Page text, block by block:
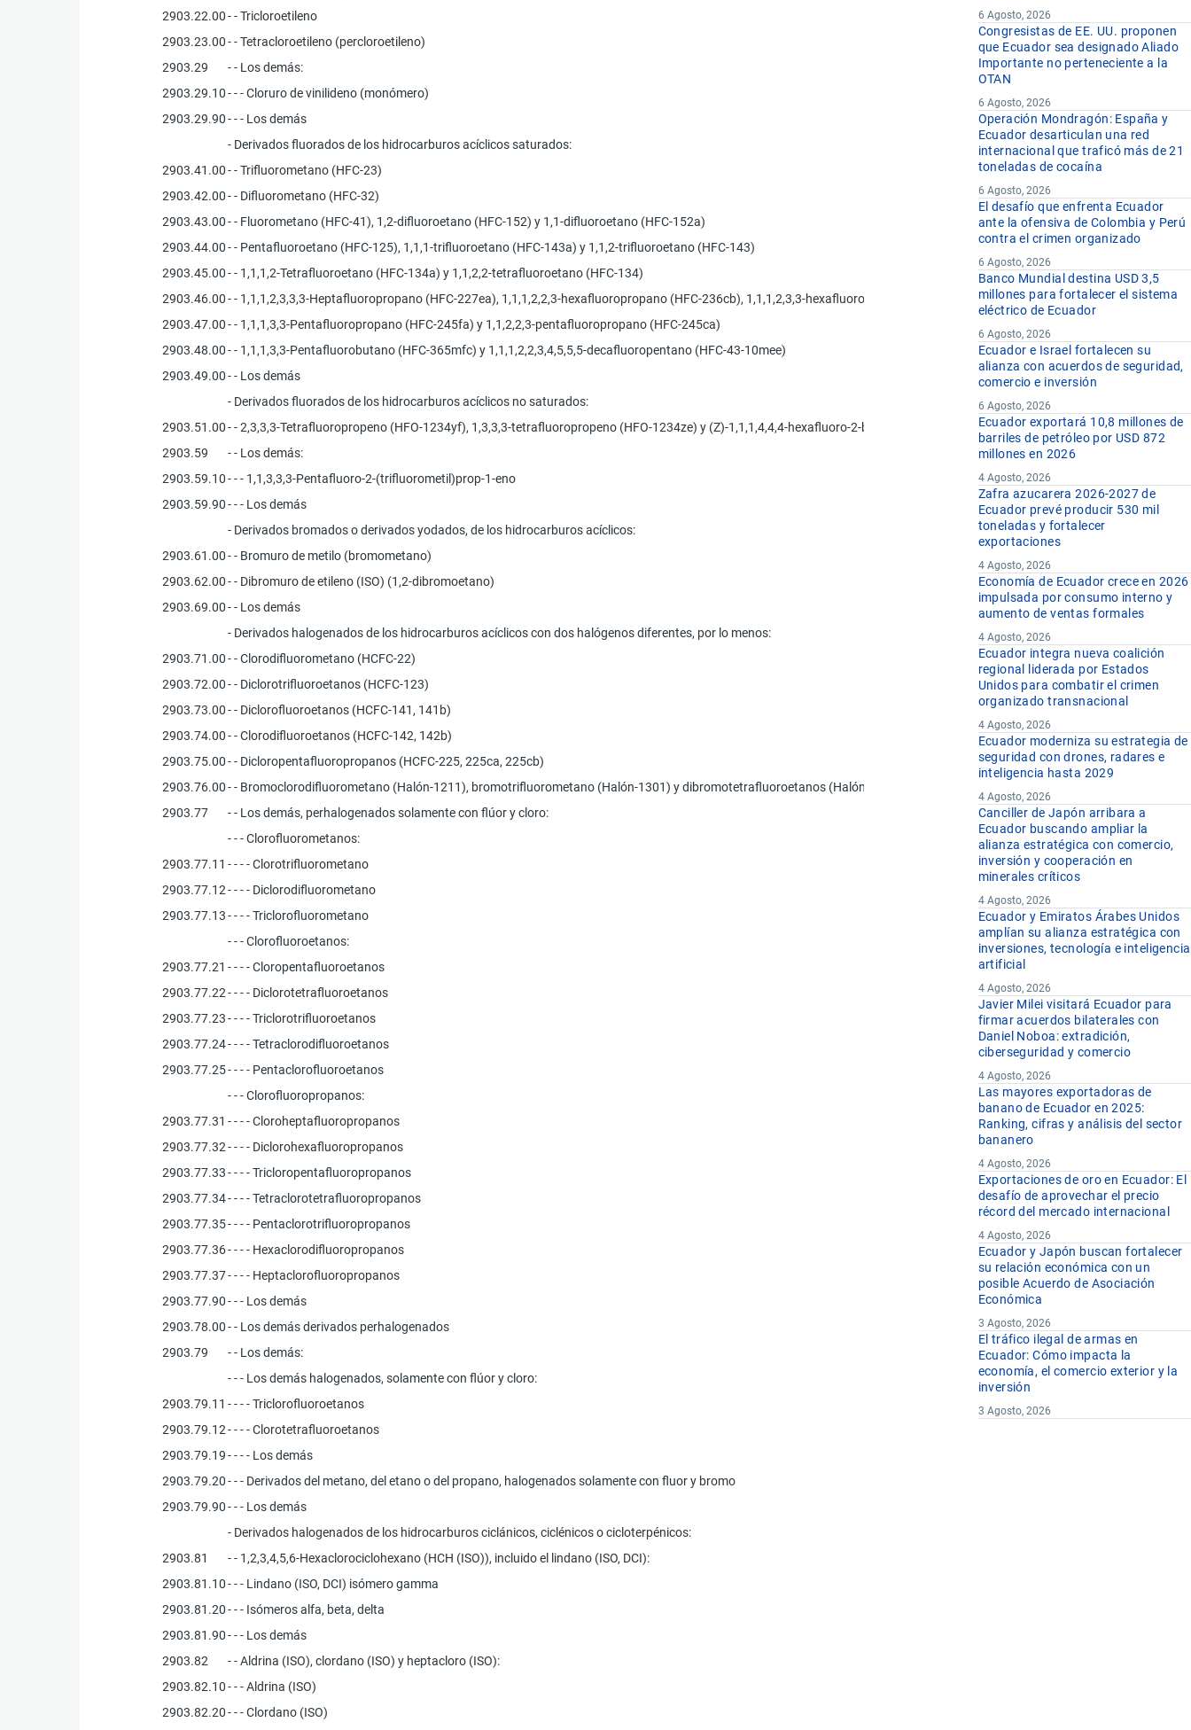
2903.22.00- - Tricloroetileno
2903.23.00- - Tetracloroetileno (percloroetileno)
2903.29
- - Los demás:
2903.29.10- - - Cloruro de vinilideno (monómero)
2903.29.90- - - Los demás
- Derivados fluorados de los hidrocarburos acíclicos saturados:
2903.41.00- - Trifluorometano (HFC-23)
2903.42.00- - Difluorometano (HFC-32)
2903.43.00- - Fluorometano (HFC-41), 1,2-difluoroetano (HFC-152) y 1,1-difluoroetano (HFC-152a)
2903.44.00- - Pentafluoroetano (HFC-125), 1,1,1-trifluoroetano (HFC-143a) y 1,1,2-trifluoroetano (HFC-143)
2903.45.00- - 1,1,1,2-Tetrafluoroetano (HFC-134a) y 1,1,2,2-tetrafluoroetano (HFC-134)
2903.46.00- - 1,1,1,2,3,3,3-Heptafluoropropano (HFC-227ea), 1,1,1,2,2,3-hexafluoropropano (HFC-236cb), 1,1,1,2,3,3-hexafluoropropano (HFC-236ea) y 1,1,1,3,3,3-hexafluoropropano
2903.47.00- - 1,1,1,3,3-Pentafluoropropano (HFC-245fa) y 1,1,2,2,3-pentafluoropropano (HFC-245ca)
2903.48.00- - 1,1,1,3,3-Pentafluorobutano (HFC-365mfc) y 1,1,1,2,2,3,4,5,5,5-decafluoropentano (HFC-43-10mee)
2903.49.00- - Los demás
- Derivados fluorados de los hidrocarburos acíclicos no saturados:
2903.51.00- - 2,3,3,3-Tetrafluoropropeno (HFO-1234yf), 1,3,3,3-tetrafluoropropeno (HFO-1234ze) y (Z)-1,1,1,4,4,4-hexafluoro-2-buteno (HFO-1336mzz)
2903.59
- - Los demás:
2903.59.10- - - 1,1,3,3,3-Pentafluoro-2-(trifluorometil)prop-1-eno
2903.59.90- - - Los demás
- Derivados bromados o derivados yodados, de los hidrocarburos acíclicos:
2903.61.00- - Bromuro de metilo (bromometano)
2903.62.00- - Dibromuro de etileno (ISO) (1,2-dibromoetano)
2903.69.00- - Los demás
- Derivados halogenados de los hidrocarburos acíclicos con dos halógenos diferentes, por lo menos:
2903.71.00- - Clorodifluorometano (HCFC-22)
2903.72.00- - Diclorotrifluoroetanos (HCFC-123)
2903.73.00- - Diclorofluoroetanos (HCFC-141, 141b)
2903.74.00- - Clorodifluoroetanos (HCFC-142, 142b)
2903.75.00- - Dicloropentafluoropropanos (HCFC-225, 225ca, 225cb)
2903.76.00- - Bromoclorodifluorometano (Halón-1211), bromotrifluorometano (Halón-1301) y dibromotetrafluoroetanos (Halón-2402)
2903.77
- - Los demás, perhalogenados solamente con flúor y cloro:
- - - Clorofluorometanos:
2903.77.11 - - - - Clorotrifluorometano
2903.77.12- - - - Diclorodifluorometano
2903.77.13- - - - Triclorofluorometano
- - - Clorofluoroetanos:
2903.77.21 - - - - Cloropentafluoroetanos
2903.77.22- - - - Diclorotetrafluoroetanos
2903.77.23- - - - Triclorotrifluoroetanos
2903.77.24- - - - Tetraclorodifluoroetanos
2903.77.25- - - - Pentaclorofluoroetanos
- - - Clorofluoropropanos:
2903.77.31 - - - - Cloroheptafluoropropanos
2903.77.32- - - - Diclorohexafluoropropanos
2903.77.33- - - - Tricloropentafluoropropanos
2903.77.34- - - - Tetraclorotetrafluoropropanos
2903.77.35- - - - Pentaclorotrifluoropropanos
2903.77.36- - - - Hexaclorodifluoropropanos
2903.77.37- - - - Heptaclorofluoropropanos
2903.77.90- - - Los demás
2903.78.00- - Los demás derivados perhalogenados
2903.79
- - Los demás:
- - - Los demás halogenados, solamente con flúor y cloro:
2903.79.11 - - - - Triclorofluoroetanos
2903.79.12- - - - Clorotetrafluoroetanos
2903.79.19- - - - Los demás
2903.79.20- - - Derivados del metano, del etano o del propano, halogenados solamente con fluor y bromo
2903.79.90- - - Los demás
- Derivados halogenados de los hidrocarburos ciclánicos, ciclénicos o cicloterpénicos:
2903.81
- - 1,2,3,4,5,6-Hexaclorociclohexano (HCH (ISO)), incluido el lindano (ISO, DCI):
2903.81.10- - - Lindano (ISO, DCI) isómero gamma
2903.81.20- - - Isómeros alfa, beta, delta
2903.81.90- - - Los demás
2903.82
- - Aldrina (ISO), clordano (ISO) y heptacloro (ISO):
2903.82.10- - - Aldrina (ISO)
2903.82.20- - - Clordano (ISO)
6 Agosto, 2026
Congresistas de EE. UU. proponen
que Ecuador sea designado Aliado
Importante no perteneciente a la
OTAN
6 Agosto, 2026
Operación Mondragón: España y
Ecuador desarticulan una red
internacional que traficó más de 21
toneladas de cocaína
6 Agosto, 2026
El desafío que enfrenta Ecuador
ante la ofensiva de Colombia y Perú
contra el crimen organizado
6 Agosto, 2026
Banco Mundial destina USD 3,5
millones para fortalecer el sistema
eléctrico de Ecuador
6 Agosto, 2026
Ecuador e Israel fortalecen su
alianza con acuerdos de seguridad,
comercio e inversión
6 Agosto, 2026
Ecuador exportará 10,8 millones de
barriles de petróleo por USD 872
millones en 2026
4 Agosto, 2026
Zafra azucarera 2026-2027 de
Ecuador prevé producir 530 mil
toneladas y fortalecer
exportaciones
4 Agosto, 2026
Economía de Ecuador crece en 2026
impulsada por consumo interno y
aumento de ventas formales
4 Agosto, 2026
Ecuador integra nueva coalición
regional liderada por Estados
Unidos para combatir el crimen
organizado transnacional
4 Agosto, 2026
Ecuador moderniza su estrategia de
seguridad con drones, radares e
inteligencia hasta 2029
4 Agosto, 2026
Canciller de Japón arribara a
Ecuador buscando ampliar la
alianza estratégica con comercio,
inversión y cooperación en
minerales críticos
4 Agosto, 2026
Ecuador y Emiratos Árabes Unidos
amplían su alianza estratégica con
inversiones, tecnología e inteligencia
artificial
4 Agosto, 2026
Javier Milei visitará Ecuador para
firmar acuerdos bilaterales con
Daniel Noboa: extradición,
ciberseguridad y comercio
4 Agosto, 2026
Las mayores exportadoras de
banano de Ecuador en 2025:
Ranking, cifras y análisis del sector
bananero
4 Agosto, 2026
Exportaciones de oro en Ecuador: El
desafío de aprovechar el precio
récord del mercado internacional
4 Agosto, 2026
Ecuador y Japón buscan fortalecer
su relación económica con un
posible Acuerdo de Asociación
Económica
3 Agosto, 2026
El tráfico ilegal de armas en
Ecuador: Cómo impacta la
economía, el comercio exterior y la
inversión
3 Agosto, 2026